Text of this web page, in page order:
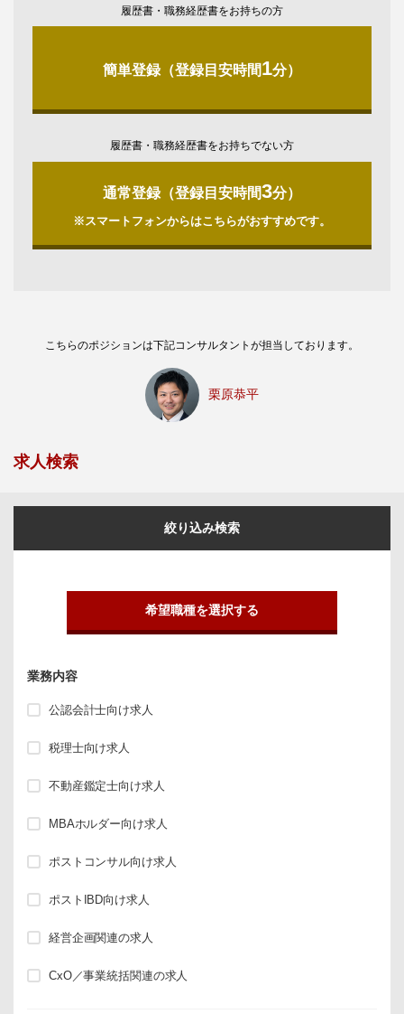
履歴書・職務経歴書をお持ちの方
簡単登録（登録目安時間1分）
履歴書・職務経歴書をお持ちでない方
通常登録（登録目安時間3分）
※スマートフォンからはこちらがおすすめです。
こちらのポジションは下記コンサルタントが担当しております。
栗原恭平
求人検索
絞り込み検索
希望職種を選択する
業務内容
公認会計士向け求人
税理士向け求人
不動産鑑定士向け求人
MBAホルダー向け求人
ポストコンサル向け求人
ポストIBD向け求人
経営企画関連の求人
CxO／事業統括関連の求人